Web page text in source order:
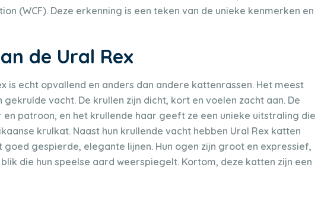
(WCF). Deze erkenning is een teken van de unieke kenmerken en
de Ural Rex
is echt opvallend en anders dan andere kattenrassen. Het meest
vacht. De krullen zijn dicht, kort en voelen zacht aan. De
patroon, en het krullende haar geeft ze een unieke uitstraling die
krulkat. Naast hun krullende vacht hebben Ural Rex katten
gespierde, elegante lijnen. Hun ogen zijn groot en expressief,
die hun speelse aard weerspiegelt. Kortom, deze katten zijn een